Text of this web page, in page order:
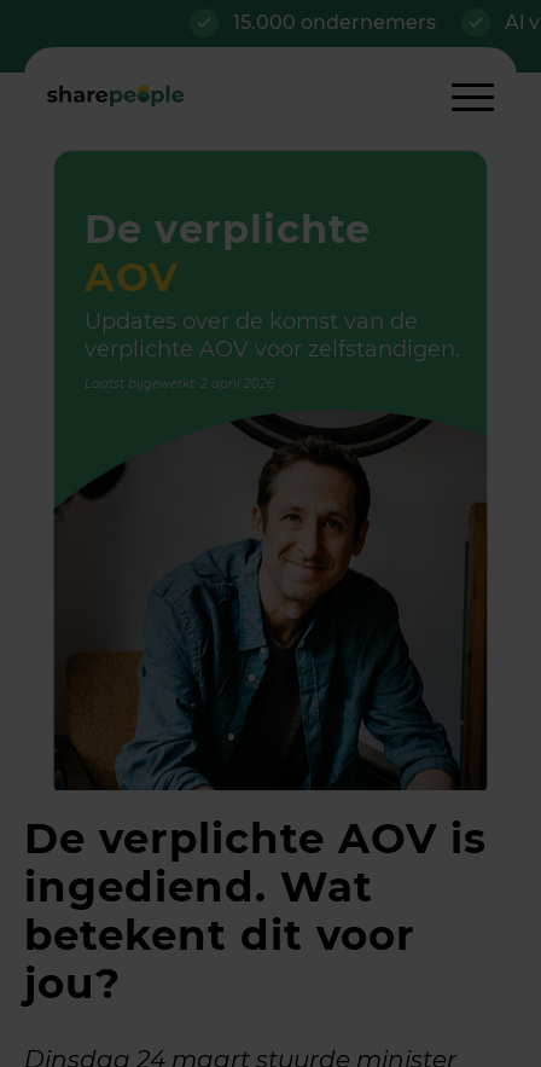
15.000 ondernemers Al vanaf €42/
De verplichte
AOV
Updates over de komst van de
verplichte AOV voor zelfstandigen.
Laatst bijgewerkt: 2 april 2026
De verplichte AOV is
ingediend. Wat
betekent dit voor
jou?
Dinsdag 24 maart stuurde minister